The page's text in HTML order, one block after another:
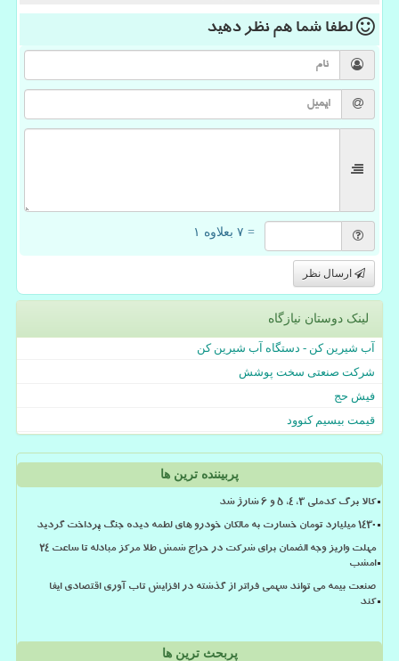
لطفا شما همنظر دهید
= ۷ بعلاوه ۱
ارسال نظر
لینک دوستان نیازگاه
آب شیرین کن - دستگاه آب شیرین کن
شرکت صنعتی سخت پوشش
فیش حج
قیمت بیسیم کنوود
پربیننده ترین ها
کالا برگ کدملی 3، 4، 5 و 6 شارژ شد
۱۴۳۰ میلیارد تومان خسارت به مالکان خودرو های لطمه دیده جنگ پرداخت گردید
مهلت واریز وجه الضمان برای شرکت در حراج شمش طلا مرکز مبادله تا ساعت ۲۴
امشب
صنعت بیمه می تواند سهمی فراتر از گذشته در افزایش تاب آوری اقتصادی ایفا
کند
پربحث ترین ها